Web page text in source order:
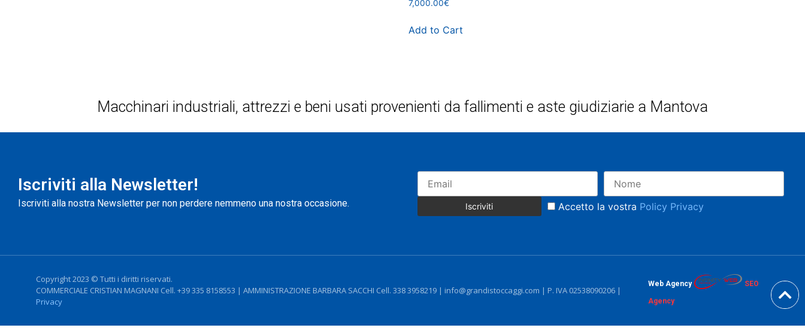
7,000.00€
Add to Cart
Macchinari industriali, attrezzi e beni usati provenienti da fallimenti e aste giudiziarie a Mantova
Iscriviti alla Newsletter!
Iscriviti alla nostra Newsletter per non perdere nemmeno una nostra occasione. Accetto la vostra Policy Privacy
Copyright 2023 © Tutti i diritti riservati.
COMMERCIALE CRISTIAN MAGNANI Cell. +39 335 8158553 | AMMINISTRAZIONE BARBARA SACCHI Cell. 338 3958219 | info@grandistoccaggi.com | P. IVA 02538090206 |
Privacy
Web Agency SEO
Agency